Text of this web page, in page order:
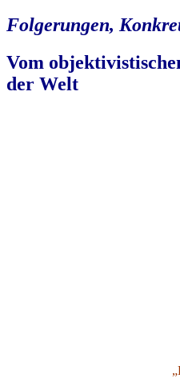
Folgerungen,
Vom
der Welt